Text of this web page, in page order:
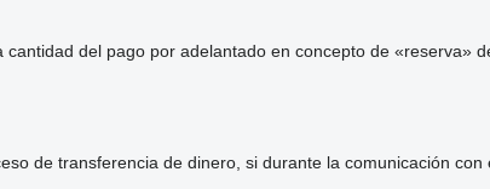
del pago por adelantado en concepto de «reserva»
de transferencia de dinero, si durante la comunicación con